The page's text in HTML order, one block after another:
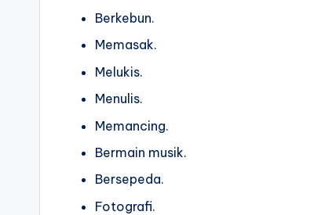
Berkebun.
Memasak.
Melukis.
Menulis.
Memancing.
Bermain musik.
Bersepeda.
Fotografi.